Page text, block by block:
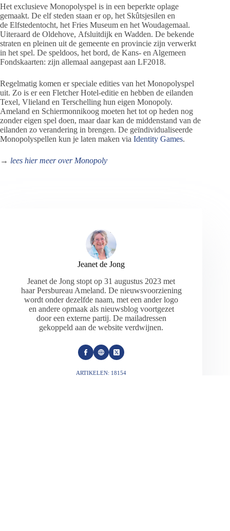
Het exclusieve Monopolyspel is in een beperkte oplage
gemaakt. De elf steden staan er op, het Skûtsjesilen en
de Elfstedentocht, het Fries Museum en het Woudagemaal.
Uiteraard de Oldehove, Afsluitdijk en Wadden. De bekende
straten en pleinen uit de gemeente en provincie zijn verwerkt
in het spel. De speldoos, het bord, de Kans- en Algemeen
Fondskaarten: zijn allemaal aangepast aan LF2018.
Regelmatig komen er speciale edities van het Monopolyspel
uit. Zo is er een Fletcher Hotel-editie en hebben de eilanden
Texel, Vlieland en Terschelling hun eigen Monopoly.
Ameland en Schiermonnikoog moeten het tot op heden nog
zonder eigen spel doen, maar daar kan de middenstand van de
eilanden zo verandering in brengen. De geïndividualiseerde
Monopolyspellen kun je laten maken via Identity Games.
→ lees hier meer over Monopoly
Jeanet de Jong
Jeanet de Jong stopt op 31 augustus 2023 met
haar Persbureau Ameland. De nieuwsvoorziening
wordt onder dezelfde naam, met een ander logo
en andere opmaak als nieuwsblog voortgezet
door een externe partij. De mailadressen
gekoppeld aan de website verdwijnen.
ARTIKELEN: 18154